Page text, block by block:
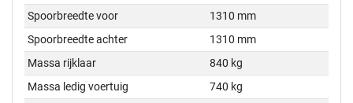
Spoorbreedte voor
1310 mm
Spoorbreedte achter
1310 mm
Massa rijklaar
840 kg
Massa ledig voertuig
740 kg